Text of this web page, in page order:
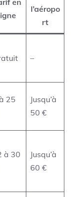
en
l’aéropo
rt
–
25
Jusqu’à
50 €
à 30
Jusqu’à
60 €